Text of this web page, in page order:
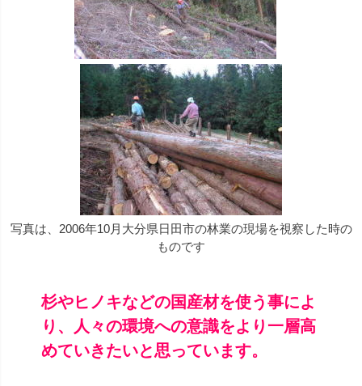
写真は、2006年10月大分県日田市の林業の現場を視察した時の
ものです
杉やヒノキなどの国産材を使う事によ
り、人々の環境への意識をより一層高
めていきたいと思っています。